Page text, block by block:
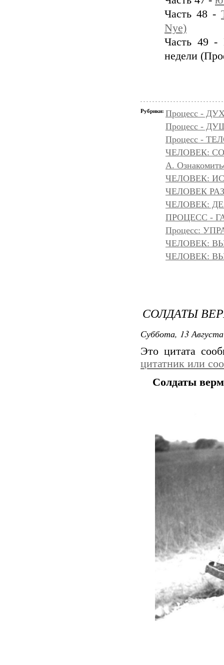
Часть 48 -
Nye)
Часть 49 -
недели
Рубрики: Процесс -
Процесс -
Процесс -
ЧЕЛОВЕК:
А.
ЧЕЛОВЕК:
ЧЕЛОВЕК
ЧЕЛОВЕК:
ПРОЦЕСС -
Процесс:
ЧЕЛОВЕК:
ЧЕЛОВЕК:
СОЛДАТЫ
Суббота, 13
Это цитата
цитатник или
Солдаты